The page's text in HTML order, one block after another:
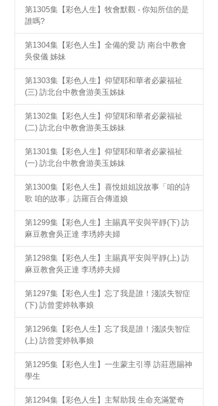
第1305集【彩色人生】牧會默觀 - 你知所信的是
誰嗎?
第1304集【彩色人生】全備的愛 訪 南台中教會
吳俊儀 姊妹
第1303集【彩色人生】仰望耶和華者必蒙福祉
(三) 訪北台中教會游美玉姊妹
第1302集【彩色人生】仰望耶和華者必蒙福祉
(二) 訪北台中教會游美玉姊妹
第1301集【彩色人生】仰望耶和華者必蒙福祉
(一) 訪北台中教會游美玉姊妹
第1300集【彩色人生】喜悅姐姐說故事「咱的詩
歌 咱的故事」訪羅百合傳道娘
第1299集【彩色人生】主賜真平安與平靜(下) 訪
麻豆教會吳正達 李琇婷夫婦
第1298集【彩色人生】主賜真平安與平靜(上) 訪
麻豆教會吳正達 李琇婷夫婦
第1297集【彩色人生】忘了我是誰！淺談失智症
(下) 訪曾雯婷執事娘
第1296集【彩色人生】忘了我是誰！淺談失智症
(上) 訪曾雯婷執事娘
第1295集【彩色人生】一生蒙主引導 訪莊恩賜神
學生
第1294集【彩色人生】主幫助我 生命充滿驚奇